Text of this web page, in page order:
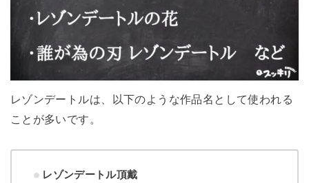
レゾンデートルは、以下のような作品名として使われる
ことが多いです。
レゾンデートル頂戴